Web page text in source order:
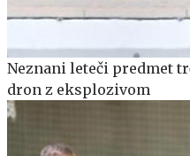
Neznani leteči predmet
dron z eksplozivom